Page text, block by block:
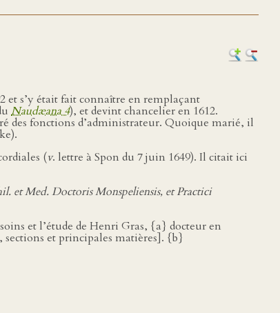
et s’y était fait connaître en remplaçant
Naudæana 4), et devint chancelier en 1612.
des fonctions d’administrateur. Quoique marié, il
(v. lettre à Spon du 7 juin 1649). Il citait ici
et Med. Doctoris Monspeliensis, et Practici
et l’étude de Henri Gras, {a} docteur en
sections et principales matières]. {b}